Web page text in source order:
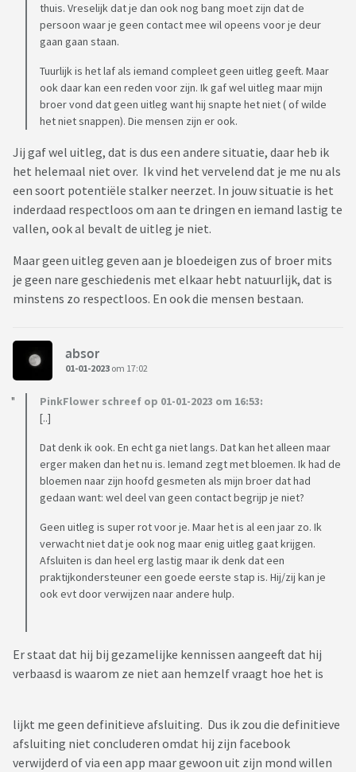
thuis. Vreselijk dat je dan ook nog bang moet zijn dat de
persoon waar je geen contact mee wil opeens voor je deur
gaan gaan staan.
Tuurlijk is het laf als iemand compleet geen uitleg geeft. Maar
ook daar kan een reden voor zijn. Ik gaf wel uitleg maar mijn
broer vond dat geen uitleg want hij snapte het niet ( of wilde
het niet snappen). Die mensen zijn er ook.
Jij gaf wel uitleg, dat is dus een andere situatie, daar heb ik
het helemaal niet over. Ik vind het vervelend dat je me nu als
een soort potentiële stalker neerzet. In jouw situatie is het
inderdaad respectloos om aan te dringen en iemand lastig te
vallen, ook al bevalt de uitleg je niet.
Maar geen uitleg geven aan je bloedeigen zus of broer mits
je geen nare geschiedenis met elkaar hebt natuurlijk, dat is
minstens zo respectloos. En ook die mensen bestaan.
absor
01-01-2023 om 17:02
PinkFlower schreef op 01-01-2023 om 16:53:
[..]
Dat denk ik ook. En echt ga niet langs. Dat kan het alleen maar
erger maken dan het nu is. Iemand zegt met bloemen. Ik had de
bloemen naar zijn hoofd gesmeten als mijn broer dat had
gedaan want: wel deel van geen contact begrijp je niet?
Geen uitleg is super rot voor je. Maar het is al een jaar zo. Ik
verwacht niet dat je ook nog maar enig uitleg gaat krijgen.
Afsluiten is dan heel erg lastig maar ik denk dat een
praktijkondersteuner een goede eerste stap is. Hij/zij kan je
ook evt door verwijzen naar andere hulp.
Er staat dat hij bij gezamelijke kennissen aangeeft dat hij
verbaasd is waarom ze niet aan hemzelf vraagt hoe het is
lijkt me geen definitieve afsluiting. Dus ik zou die definitieve
afsluiting niet concluderen omdat hij zijn facebook
verwijderd of via een app maar gewoon uit zijn mond willen